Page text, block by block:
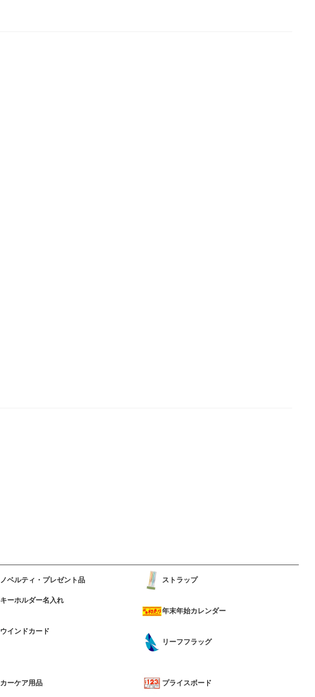
ノベルティ・プレゼント品
キーホルダー名入れ
ウインドカード
ストラップ
年末年始カレンダー
リーフフラッグ
カーケア用品 プライスボード